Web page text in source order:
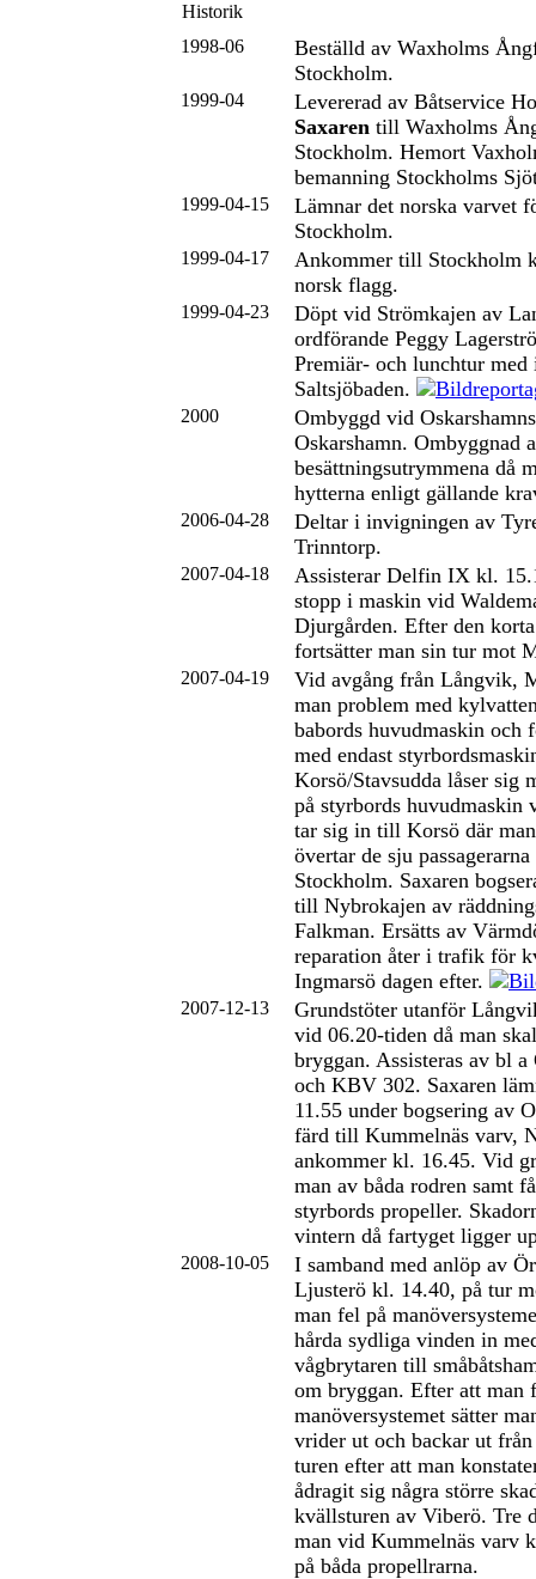
Historik
1998-06
Beställd av Waxholms
Stockholm.
1999-04
Levererad av Båtservice
Saxaren till Waxholms
Stockholm. Hemort
bemanning Stockholms
1999-04-15
Lämnar det norska varvet
Stockholm.
1999-04-17
Ankommer till Stockholm
norsk flagg.
1999-04-23
Döpt vid Strömkajen av
ordförande Peggy
Premiär- och lunchtur
Saltsjöbaden.
2000
Ombyggd vid
Oskarshamn. Ombyggnad
besättningsutrymmena då
hytterna enligt gällande
2006-04-28
Deltar i invigningen av
Trinntorp.
2007-04-18
Assisterar Delfin IX kl.
stopp i maskin vid
Djurgården. Efter den korta
fortsätter man sin tur mot
2007-04-19
Vid avgång från Långvik,
man problem med
babords huvudmaskin och
med endast
Korsö/Stavsudda låser sig
på styrbords huvudmaskin
tar sig in till Korsö där
övertar de sju
Stockholm. Saxaren
till Nybrokajen av
Falkman. Ersätts av
reparation åter i trafik för
Ingmarsö dagen efter.
2007-12-13
Grundstöter utanför
vid 06.20-tiden då man
bryggan. Assisteras av bl a
och KBV 302. Saxaren
11.55 under bogsering av
färd till Kummelnäs varv,
ankommer kl. 16.45. Vid
man av båda rodren samt
styrbords propeller.
vintern då fartyget ligger
2008-10-05
I samband med anlöp av
Ljusterö kl. 14.40, på tur
man fel på
hårda sydliga vinden in
vågbrytaren till
om bryggan. Efter att man
manöversystemet sätter
vrider ut och backar ut
turen efter att man
ådragit sig några större
kvällsturen av Viberö. Tre
man vid Kummelnäs varv
på båda propellrarna.